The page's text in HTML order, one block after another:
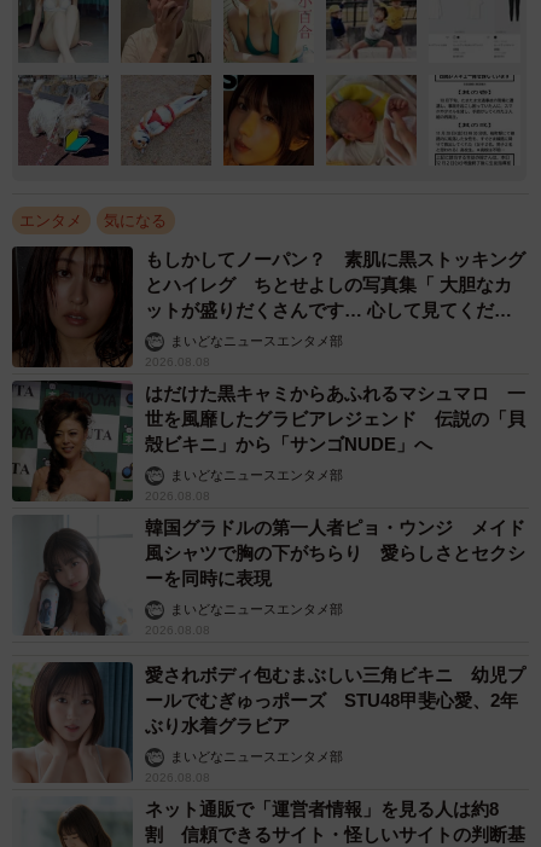
エンタメ 気になる
もしかしてノーパン？ 素肌に黒ストッキング
とハイレグ ちとせよしの写真集「 大胆なカ
ットが盛りだくさんです… 心して見てくださ
い」まいどなニュースエンタメ部
2026.08.08
はだけた黒キャミからあふれるマシュマロ 一
世を風靡したグラビアレジェンド 伝説の「貝
殻ビキニ」から「サンゴNUDE」へ
まいどなニュースエンタメ部
2026.08.08
韓国グラドルの第一人者ピョ・ウンジ メイド
風シャツで胸の下がちらり 愛らしさとセクシ
ーを同時に表現
まいどなニュースエンタメ部
2026.08.08
愛されボディ包むまぶしい三角ビキニ 幼児プ
ールでむぎゅっポーズ STU48甲斐心愛、2年
ぶり水着グラビア
まいどなニュースエンタメ部
2026.08.08
ネット通販で「運営者情報」を見る人は約8
割 信頼できるサイト・怪しいサイトの判断基